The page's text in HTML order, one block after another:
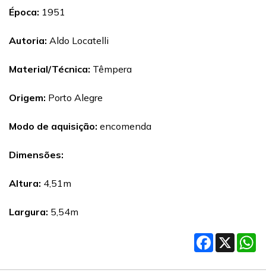
Época: 1951
Autoria: Aldo Locatelli
Material/Técnica: Têmpera
Origem: Porto Alegre
Modo de aquisição: encomenda
Dimensões:
Altura: 4,51m
Largura: 5,54m
Facebook
X